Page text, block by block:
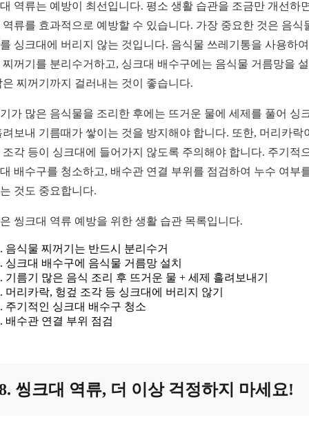
역류는 예방이 최선입니다. 평소 생활 습관을 조금만 개선하
역류를 효과적으로 예방할 수 있습니다. 가장 중요한 것은 음식
싱크대에 버리지 않는 것입니다. 음식물 쓰레기통을 사용하
찌꺼기를 분리수거하고, 싱크대 배수구에는 음식물 거름망을
은 찌꺼기까지 걸러내는 것이 좋습니다.
가 많은 음식물을 조리한 후에는 뜨거운 물에 세제를 풀어 싱
려보내 기름때가 쌓이는 것을 방지해야 합니다. 또한, 머리카락
조각 등이 싱크대에 들어가지 않도록 주의해야 합니다. 주기적
배수구를 청소하고, 배수관 연결 부위를 점검하여 누수 여부
것도 중요합니다.
씽크대 역류 예방을 위한 생활 습관 목록입니다.
음식물 찌꺼기는 반드시 분리수거
싱크대 배수구에 음식물 거름망 설치
기름기 많은 음식 조리 후 뜨거운 물 + 세제 흘려보내기
머리카락, 헝겊 조각 등 싱크대에 버리지 않기
주기적인 싱크대 배수구 청소
배수관 연결 부위 점검
씽크대 역류, 더 이상 걱정하지 마세요!